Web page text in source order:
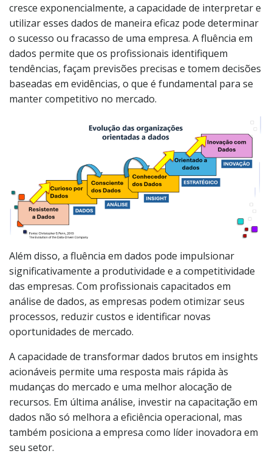
cresce exponencialmente, a capacidade de interpretar e
utilizar esses dados de maneira eficaz pode determinar
o sucesso ou fracasso de uma empresa. A fluência em
dados permite que os profissionais identifiquem
tendências, façam previsões precisas e tomem decisões
baseadas em evidências, o que é fundamental para se
manter competitivo no mercado.
Além disso, a fluência em dados pode impulsionar
significativamente a produtividade e a competitividade
das empresas. Com profissionais capacitados em
análise de dados, as empresas podem otimizar seus
processos, reduzir custos e identificar novas
oportunidades de mercado.
A capacidade de transformar dados brutos em insights
acionáveis permite uma resposta mais rápida às
mudanças do mercado e uma melhor alocação de
recursos. Em última análise, investir na capacitação em
dados não só melhora a eficiência operacional, mas
também posiciona a empresa como líder inovadora em
seu setor.